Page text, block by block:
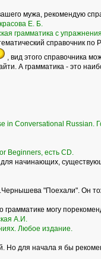
мужа, рекомендую
Е. Б.
грамматика с
справочник по
, вид этого справочника
А грамматика - это
in Conversational Russian.
Beginners, есть СD.
начинающих,
"Поехали". Он
грамматике могу
А.И.
Любое издание.
Но для начала я бы